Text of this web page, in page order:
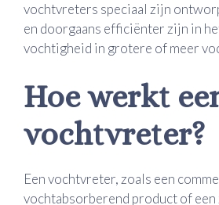
vochtvreters speciaal zijn
en doorgaans efficiënter zijn in
vochtigheid in grotere of meer
Hoe werkt
vochtvreter?
Een vochtvreter, zoals een
vochtabsorberend product of een